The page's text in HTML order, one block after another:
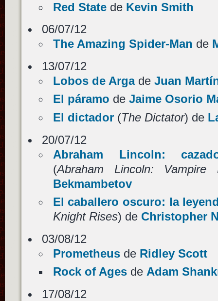
Red Statede Kevin Smith
06/07/12
The Amazing Spider-Man de
13/07/12
Lobos de Argade Juan
El páramo de Jaime Osorio
El dictador(The Dictator) de
20/07/12
Abraham Lincoln:
(Abraham Lincoln: Vampire
Bekmambetov
El caballero oscuro: la
Knight Rises) de Christopher
03/08/12
Prometheusde Ridley Scott
Rock of Agesde Adam
17/08/12